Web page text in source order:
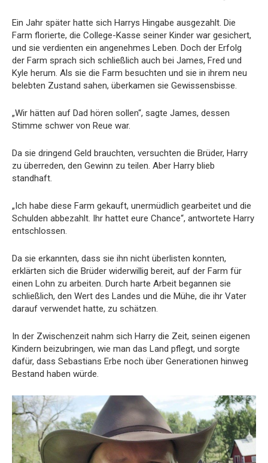
Ein Jahr später hatte sich Harrys Hingabe ausgezahlt. Die
Farm florierte, die College-Kasse seiner Kinder war gesichert,
und sie verdienten ein angenehmes Leben. Doch der Erfolg
der Farm sprach sich schließlich auch bei James, Fred und
Kyle herum. Als sie die Farm besuchten und sie in ihrem neu
belebten Zustand sahen, überkamen sie Gewissensbisse.
„Wir hätten auf Dad hören sollen“, sagte James, dessen
Stimme schwer von Reue war.
Da sie dringend Geld brauchten, versuchten die Brüder, Harry
zu überreden, den Gewinn zu teilen. Aber Harry blieb
standhaft.
„Ich habe diese Farm gekauft, unermüdlich gearbeitet und die
Schulden abbezahlt. Ihr hattet eure Chance“, antwortete Harry
entschlossen.
Da sie erkannten, dass sie ihn nicht überlisten konnten,
erklärten sich die Brüder widerwillig bereit, auf der Farm für
einen Lohn zu arbeiten. Durch harte Arbeit begannen sie
schließlich, den Wert des Landes und die Mühe, die ihr Vater
darauf verwendet hatte, zu schätzen.
In der Zwischenzeit nahm sich Harry die Zeit, seinen eigenen
Kindern beizubringen, wie man das Land pflegt, und sorgte
dafür, dass Sebastians Erbe noch über Generationen hinweg
Bestand haben würde.